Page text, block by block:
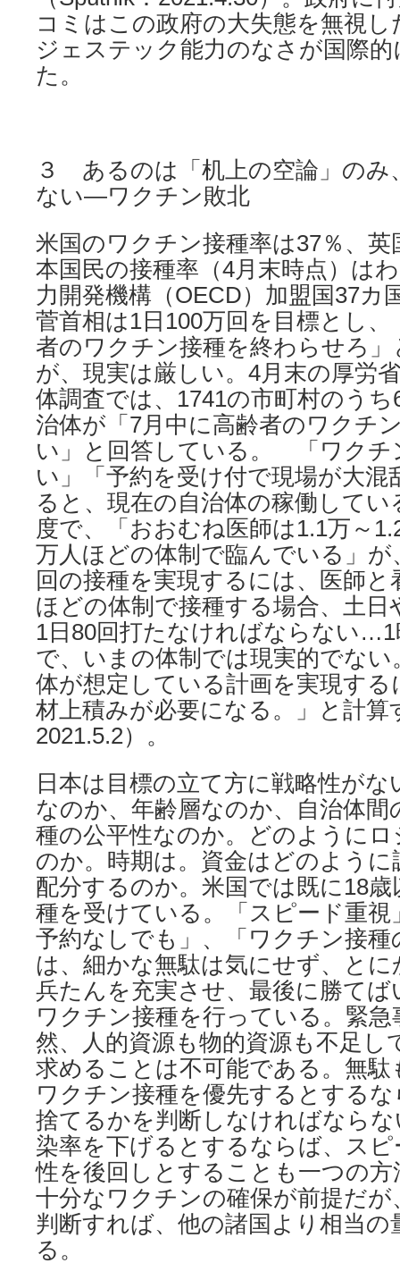
コミはこの政府の大失態を無視
ジェステック能力のなさが国際
た。
３ あるのは「机上の空論」のみ
ない―ワクチン敗北
米国のワクチン接種率は37％、英
本国民の接種率（4月末時点）は
力開発機構（OECD）加盟国37カ
菅首相は1日100万回を目標とし
者のワクチン接種を終わらせろ
が、現実は厳しい。4月末の厚労
体調査では、1741の市町村のう
治体が「7月中に高齢者のワクチ
い」と回答している。 「ワクチ
い」「予約を受け付で現場が大混
ると、現在の自治体の稼働してい
度で、「おおむね医師は1.1万～
万人ほどの体制で臨んでいる」が
回の接種を実現するには、医師と
ほどの体制で接種する場合、土
1日80回打たなければならない
で、いまの体制では現実的でな
体が想定している計画を実現する
材上積みが必要になる。」と計算
2021.5.2）。
日本は目標の立て方に戦略性がな
なのか、年齢層なのか、自治体間
種の公平性なのか。どのように
のか。時期は。資金はどのよう
配分するのか。米国では既に18
種を受けている。「スピード重視
予約なしでも」、「ワクチン接
は、細かな無駄は気にせず、と
兵たんを充実させ、最後に勝て
ワクチン接種を行っている。緊
然、人的資源も物的資源も不足し
求めることは不可能である。無
ワクチン接種を優先するとする
捨てるかを判断しなければなら
染率を下げるとするならば、ス
性を後回しとすることも一つの
十分なワクチンの確保が前提だが
判断すれば、他の諸国より相当
る。